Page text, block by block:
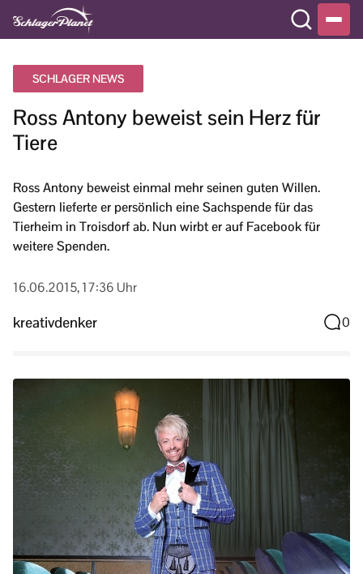
SCHLAGER NEWS
Ross Antony beweist sein Herz für
Tiere
Ross Antony beweist einmal mehr seinen guten Willen.
Gestern lieferte er persönlich eine Sachspende für das
Tierheim in Troisdorf ab. Nun wirbt er auf Facebook für
weitere Spenden.
16.06.2015, 17:36 Uhr
kreativdenker 0